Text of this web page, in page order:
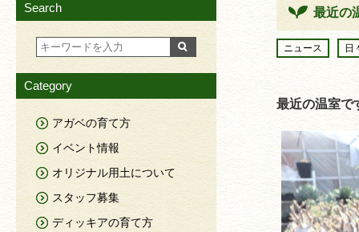
最近の
ニュース 日
最近の温室で
Search
Category
アガベの育て方
イベント情報
オリジナル用土について
スタッフ募集
ディッキアの育て方